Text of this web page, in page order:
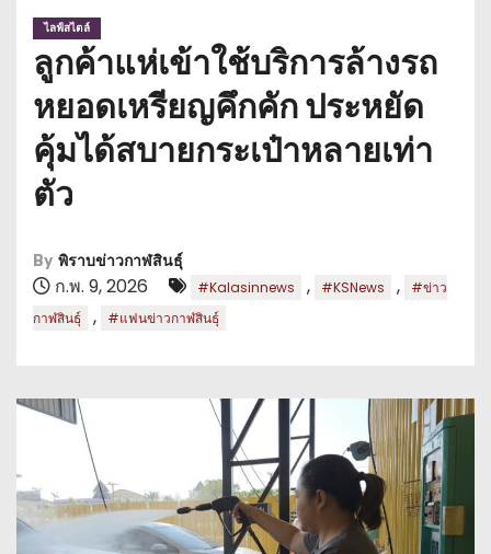
ไลฟ์สไตล์
ลูกค้าแห่เข้าใช้บริการล้างรถ
หยอดเหรียญคึกคัก ประหยัด
คุ้มได้สบายกระเป๋าหลายเท่า
ตัว
By พิราบข่าวกาฬสินธุ์
ก.พ. 9, 2026 #Kalasinnews , #KSNews ,
#ข่าว
กาฬสินธุ์
, #แฟนข่าวกาฬสินธุ์